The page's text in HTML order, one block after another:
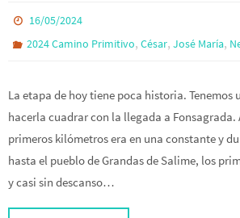
16/05/2024
2024 Camino Primitivo,César,José María,
La etapa de hoy tiene poca historia. Tenemos
hacerla cuadrar con la llegada a Fonsagrada.
primeros kilómetros era en una constante y
hasta el pueblo de Grandas de Salime, los
y casi sin descanso…